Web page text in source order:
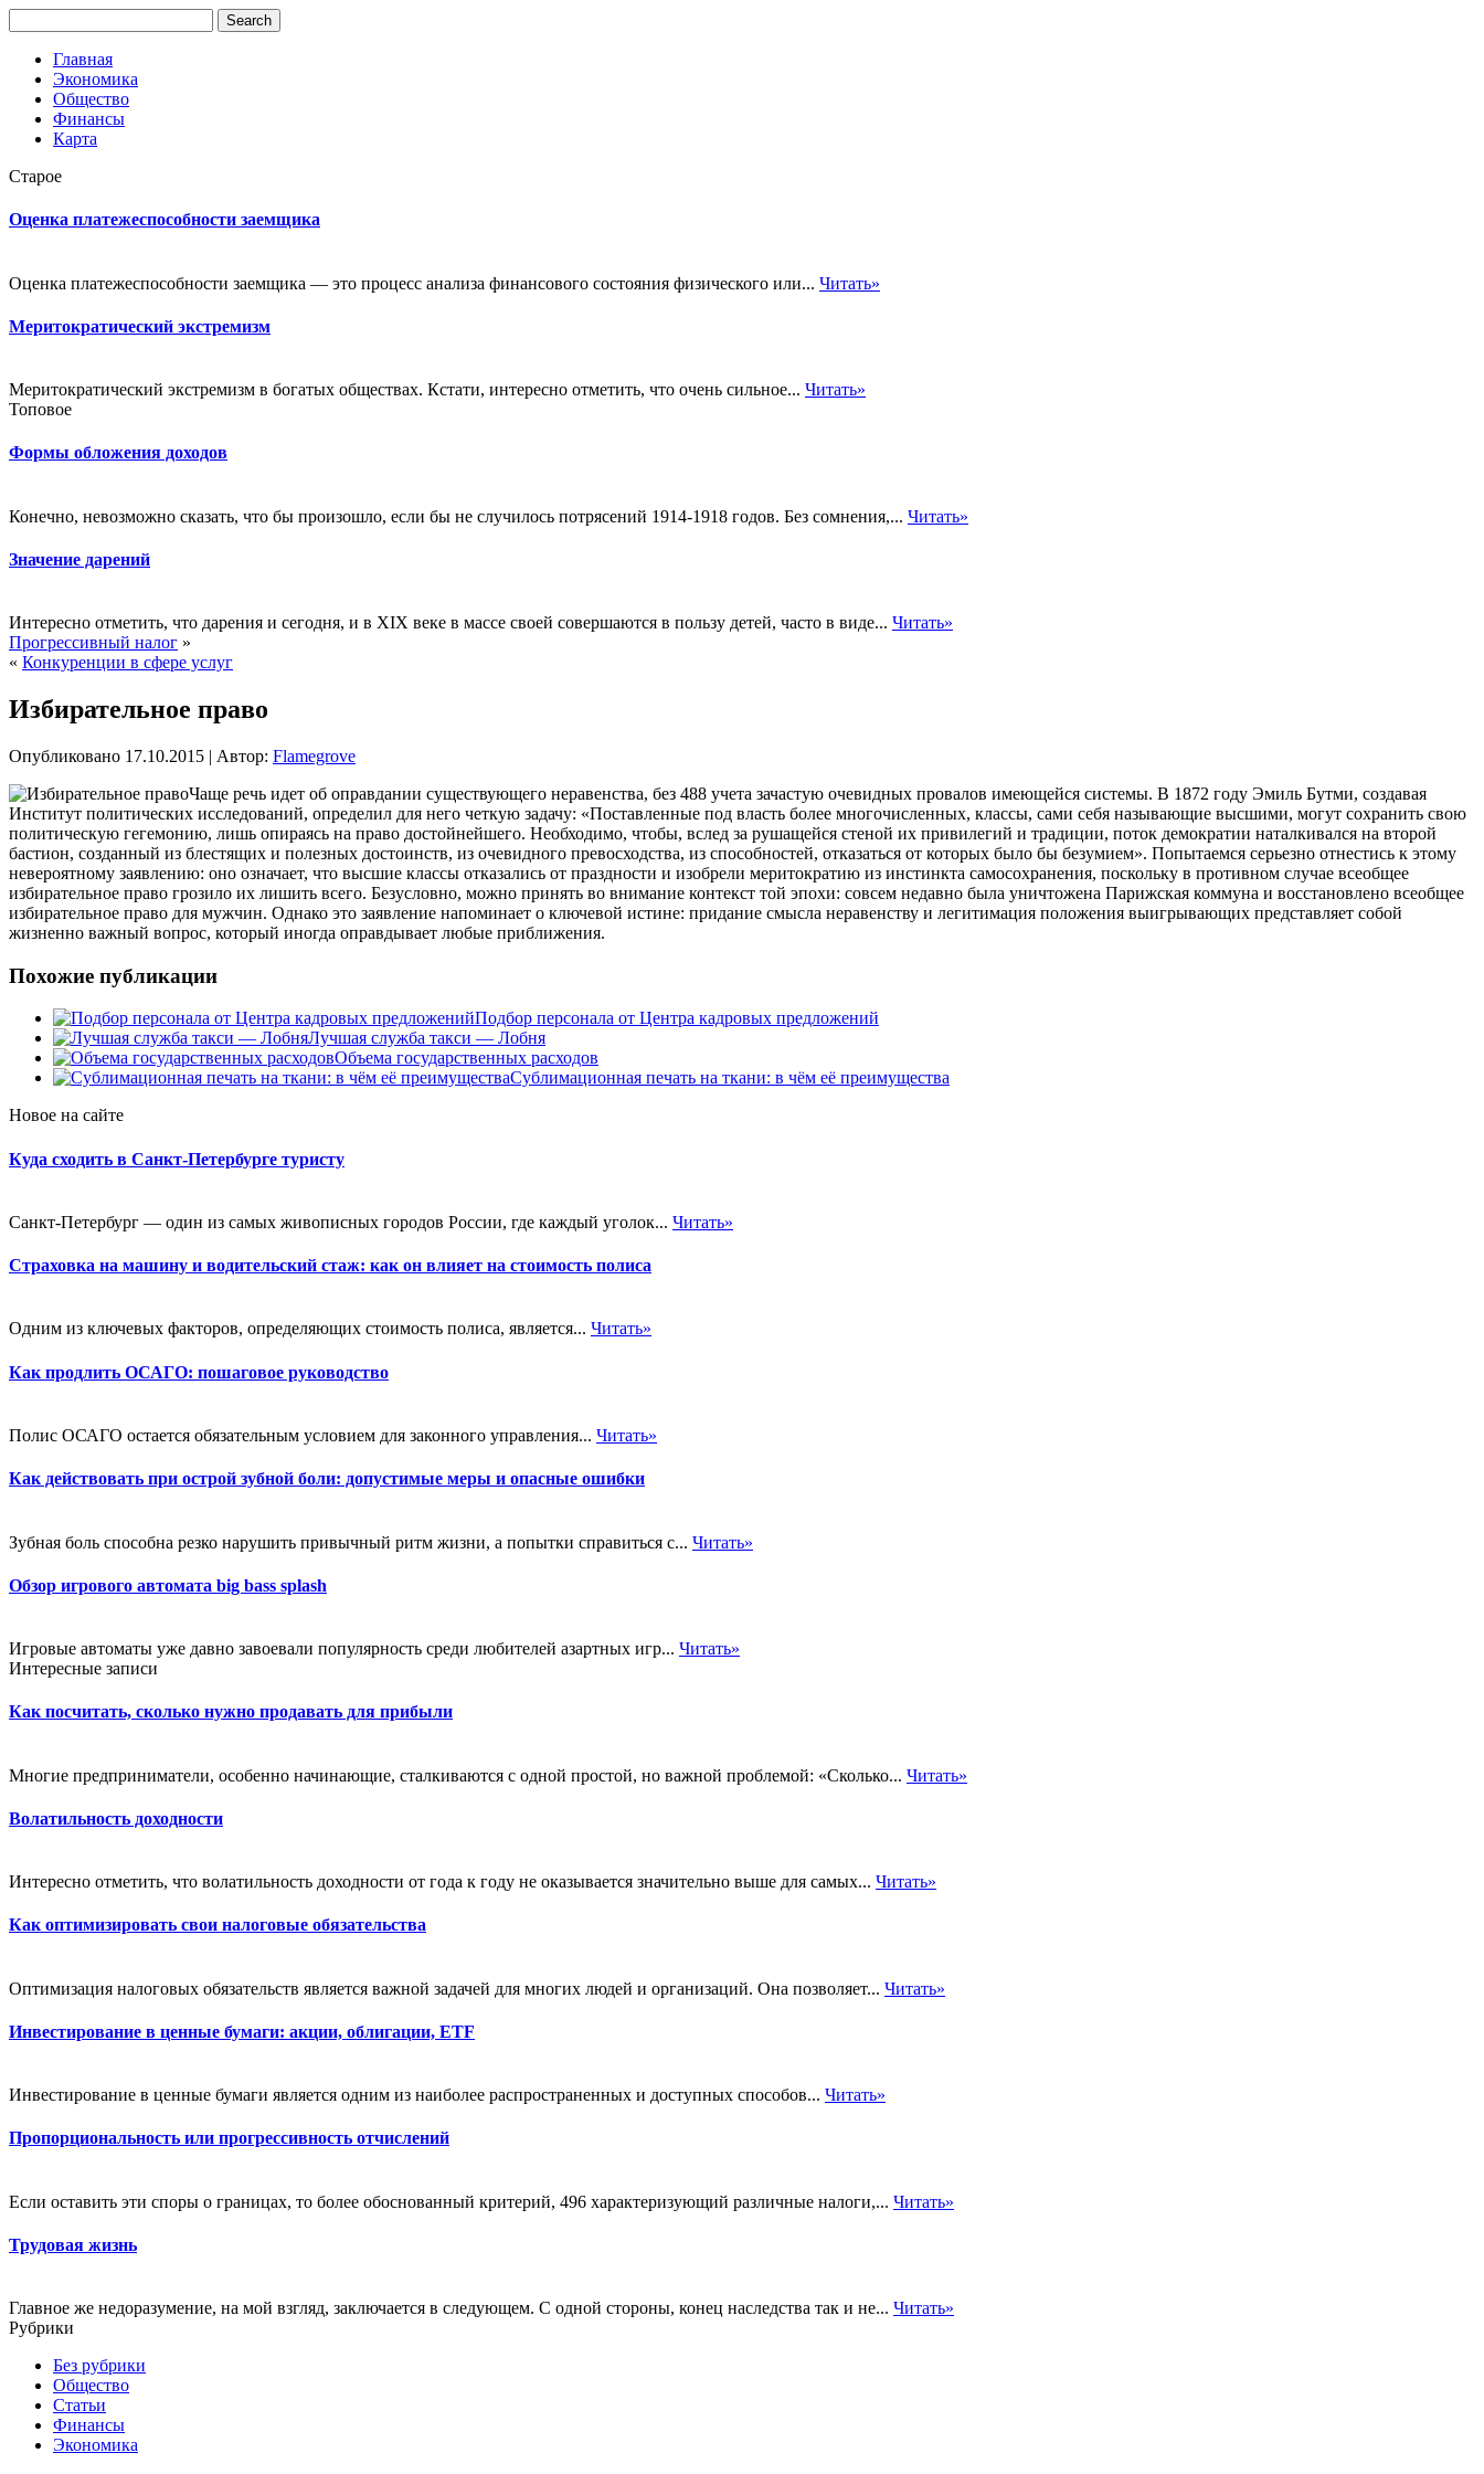
Главная
Экономика
Общество
Финансы
Карта
Старое
Оценка платежеспособности заемщика
Оценка платежеспособности заемщика — это процесс анализа финансового состояния физического или... Читать»
Меритократический экстремизм
Меритократический экстремизм в богатых обществах. Кстати, интересно отметить, что очень сильное... Читать»
Топовое
Формы обложения доходов
Конечно, невозможно сказать, что бы произошло, если бы не случилось потрясений 1914-1918 годов. Без сомнения,... Читать»
Значение дарений
Интересно отметить, что дарения и сегодня, и в XIX веке в массе своей совершаются в пользу детей, часто в виде... Читать»
Прогрессивный налог »
« Конкуренции в сфере услуг
Избирательное право
Опубликовано 17.10.2015 | Автор: Flamegrove
Чаще речь идет об оправдании существующего неравенства, без 488 учета зачастую очевидных провалов имеющейся системы. В 1872 году Эмиль Бутми, создавая
Институт политических исследований, определил для него четкую задачу: «Поставленные под власть более многочисленных, классы, сами себя называющие высшими, могут сохранить свою
политическую гегемонию, лишь опираясь на право достойнейшего. Необходимо, чтобы, вслед за рушащейся стеной их привилегий и традиции, поток демократии наталкивался на второй
бастион, созданный из блестящих и полезных достоинств, из очевидного превосходства, из способностей, отказаться от которых было бы безумием». Попытаемся серьезно отнестись к этому
невероятному заявлению: оно означает, что высшие классы отказались от праздности и изобрели меритократию из инстинкта самосохранения, поскольку в противном случае всеобщее
избирательное право грозило их лишить всего. Безусловно, можно принять во внимание контекст той эпохи: совсем недавно была уничтожена Парижская коммуна и восстановлено всеобщее
избирательное право для мужчин. Однако это заявление напоминает о ключевой истине: придание смысла неравенству и легитимация положения выигрывающих представляет собой
жизненно важный вопрос, который иногда оправдывает любые приближения.
Похожие публикации
Подбор персонала от Центра кадровых предложений
Лучшая служба такси — Лобня
Объема государственных расходов
Сублимационная печать на ткани: в чём её преимущества
Новое на сайте
Куда сходить в Санкт-Петербурге туристу
Санкт-Петербург — один из самых живописных городов России, где каждый уголок... Читать»
Страховка на машину и водительский стаж: как он влияет на стоимость полиса
Одним из ключевых факторов, определяющих стоимость полиса, является... Читать»
Как продлить ОСАГО: пошаговое руководство
Полис ОСАГО остается обязательным условием для законного управления... Читать»
Как действовать при острой зубной боли: допустимые меры и опасные ошибки
Зубная боль способна резко нарушить привычный ритм жизни, а попытки справиться с... Читать»
Обзор игрового автомата big bass splash
Игровые автоматы уже давно завоевали популярность среди любителей азартных игр... Читать»
Интересные записи
Как посчитать, сколько нужно продавать для прибыли
Многие предприниматели, особенно начинающие, сталкиваются с одной простой, но важной проблемой: «Сколько... Читать»
Волатильность доходности
Интересно отметить, что волатильность доходности от года к году не оказывается значительно выше для самых... Читать»
Как оптимизировать свои налоговые обязательства
Оптимизация налоговых обязательств является важной задачей для многих людей и организаций. Она позволяет... Читать»
Инвестирование в ценные бумаги: акции, облигации, ETF
Инвестирование в ценные бумаги является одним из наиболее распространенных и доступных способов... Читать»
Пропорциональность или прогрессивность отчислений
Если оставить эти споры о границах, то более обоснованный критерий, 496 характеризующий различные налоги,... Читать»
Трудовая жизнь
Главное же недоразумение, на мой взгляд, заключается в следующем. С одной стороны, конец наследства так и не... Читать»
Рубрики
Без рубрики
Общество
Статьи
Финансы
Экономика